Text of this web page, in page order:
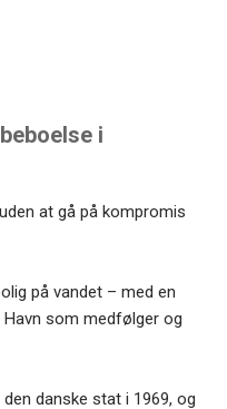
i
at gå på kompromis
på vandet – med en
Havn som medfølger og
danske stat i 1969, og